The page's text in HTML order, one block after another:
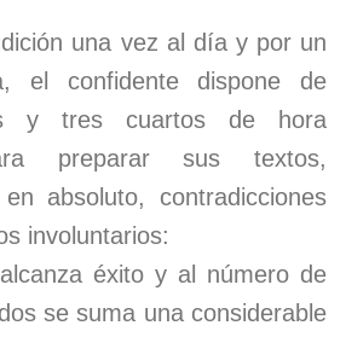
una vez al día y por un
el confidente dispone de
y tres cuartos de hora
preparar sus textos,
absoluto, contradicciones
involuntarios:
éxito y al número de
se suma una considerable